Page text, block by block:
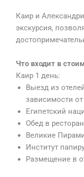
Каир и
экскурсия,
Что входит в
Каир 1 день:
Выезд из
зависимости
Египетский
Обед в
Великие
Институт
Размещение в